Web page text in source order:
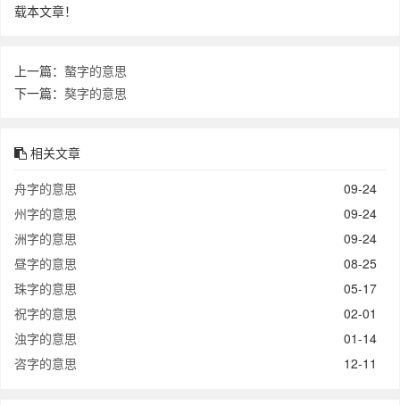
载本文章！
上一篇： 螯字的意思
下一篇： 獒字的意思
相关文章
09-24
舟字的意思
09-24
州字的意思
09-24
洲字的意思
08-25
昼字的意思
05-17
珠字的意思
02-01
祝字的意思
01-14
浊字的意思
12-11
咨字的意思